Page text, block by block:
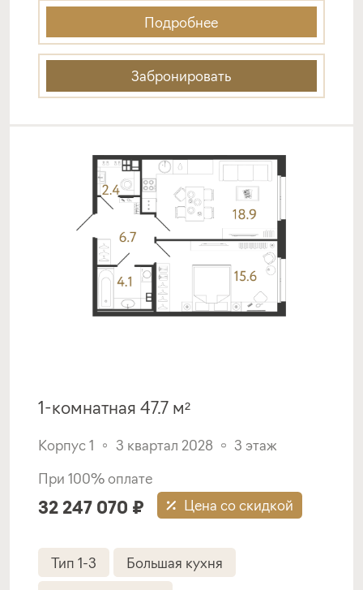
Подробнее
Забронировать
1-комнатная 47.7 м²
Корпус 1 3 квартал 2028
3 этаж
При 100% оплате
Цена со скидкой
32 247 070 ₽
Тип 1-3
Большая кухня